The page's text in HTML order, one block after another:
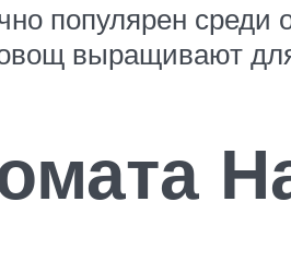
популярен среди
выращивают